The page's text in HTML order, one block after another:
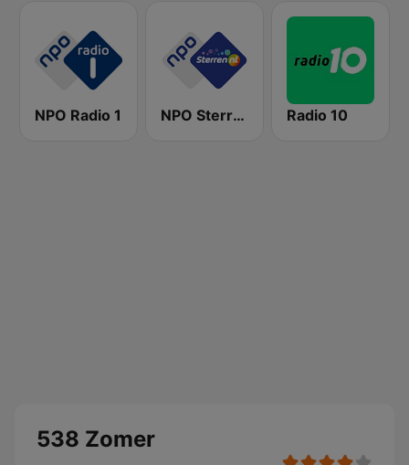
NPO Radio 1 NPO Sterren Radio 10
538 Zomer